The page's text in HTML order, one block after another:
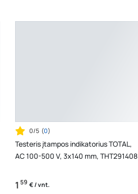
0/5 (0)
Testeris įtampos indikatorius TOTAL,
AC 100-500 V, 3x140 mm, THT291408
1 59 € / vnt.